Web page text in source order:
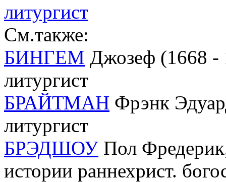
литургист
См.также:
БИНГЕМ Джозеф (1668 -
литургист
БРАЙТМАН Фрэнк
литургист
БРЭДШОУ Пол
истории раннехрист.